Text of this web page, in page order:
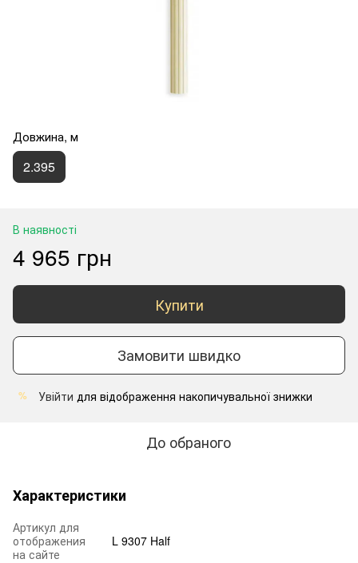
Довжина, м
2.395
В наявності
4 965 грн
Купити
Замовити швидко
% Увійти для відображення накопичувальної знижки
До обраного
Характеристики
Артикул для
отображения
на сайте
L 9307 Half